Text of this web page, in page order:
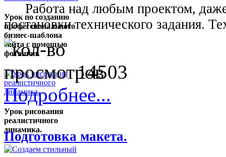
Урок по созданию
профессионального
бизнес-шаблона
сайта с помощью
фотошоп.
Урок рисования
реалистичного
динамика.
Работа над любым проектом, даже
постановки технического задания.
14503
Подробнее...
Подготовка макета.